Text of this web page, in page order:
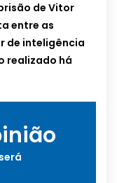
de Vitor
entre as
de inteligência
realizado há